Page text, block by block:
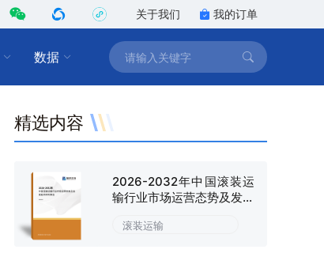
关于我们 我的订单
数据
精选内容
2026-2032年中国滚装运
输行业市场运营态势及发展
滚装运输